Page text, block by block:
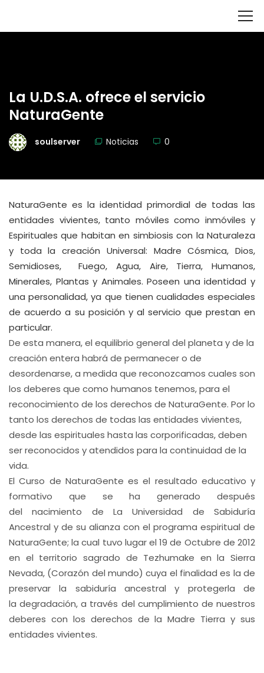
La U.D.S.A. ofrece el servicio
NaturaGente
soulserver Noticias 0
NaturaGente es la identidad primordial de todas las
entidades vivientes, tanto móviles como inmóviles y
Espirituales que habitan en simbiosis con la Naturaleza
y toda la creación Universal: Madre Cósmica, Dios,
Semidioses, Fuego, Agua, Aire, Tierra, Humanos,
Minerales, Plantas y Animales. Poseen una identidad y
una personalidad, ya que tienen cualidades especiales
de acuerdo a su posición y al servicio que prestan en
particular.
De esta manera, el equilibrio general del planeta y de la
creación entera habrá de permanecer o de
desordenarse, a medida que reconozcamos cuales son
los deberes que como humanos tenemos, para el
reconocimiento de los derechos de NaturaGente. Por lo
tanto los derechos de todas las entidades vivientes,
desde las espirituales hasta las corporificadas, deben
ser reconocidos y atendidos para la continuidad de la
vida.
El Curso de NaturaGente es el resultado educativo y
formativo que se ha generado después
del nacimiento de La Universidad de Sabiduría
Ancestral y de su alianza con el programa espiritual de
NaturaGente; la cual tuvo lugar el 19 de Octubre de 2012
en el territorio sagrado de Tezhumake en la Sierra
Nevada, (Corazón del mundo) cuya el finalidad es la de
preservar la sabiduría ancestral y protegerla de
la degradación, a través del cumplimiento de nuestros
deberes con los derechos de la Madre Tierra y sus
entidades vivientes.